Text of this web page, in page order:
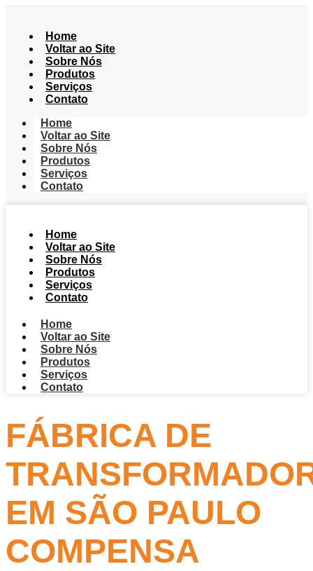
Home
Voltar ao Site
Sobre Nós
Produtos
Serviços
Contato
Home
Voltar ao Site
Sobre Nós
Produtos
Serviços
Contato
Home
Voltar ao Site
Sobre Nós
Produtos
Serviços
Contato
Home
Voltar ao Site
Sobre Nós
Produtos
Serviços
Contato
FÁBRICA DE
EM SÃO PAULO
COMPENSA